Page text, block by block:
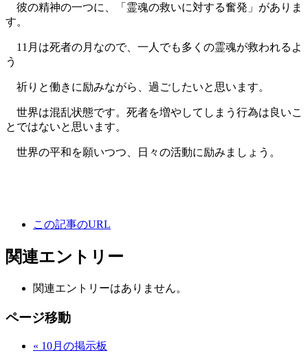
彼の精神の一つに、「霊魂の救いに対する奮発」がありま
す。
11月は死者の月なので、一人でも多くの霊魂が救われるよ
う
祈りと働きに励みながら、過ごしたいと思います。
世界は混乱状態です。死者を増やしてしまう行為は良いこ
とではないと思います。
世界の平和を願いつつ、日々の活動に励みましょう。
この記事のURL
関連エントリー
関連エントリーはありません。
ページ移動
« 10月の掲示板